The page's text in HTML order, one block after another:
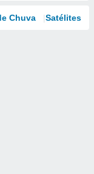
Chuva Satélites